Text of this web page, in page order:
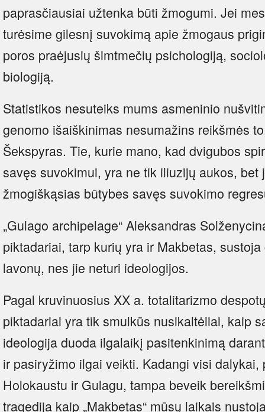
paprasčiausiai užtenka būti žmogumi. Jei
turėsime gilesnį suvokimą apie žmogaus
poros praėjusių šimtmečių psichologiją,
biologiją.
Statistikos nesuteiks mums asmeninio
genomo išaiškinimas nesumažins reikšmės
Šekspyras. Tie, kurie mano, kad dvigubos
savęs suvokimui, yra ne tik iliuzijų aukos,
žmogiškąsias būtybes savęs suvokimo
„Gulago archipelage“ Aleksandras
piktadariai, tarp kurių yra ir Makbetas,
lavonų, nes jie neturi ideologijos.
Pagal kruvinuosius XX a. totalitarizmo
piktadariai yra tik smulkūs nusikaltėliai, kaip
ideologija duoda ilgalaikį pasitenkinimą
ir pasiryžimo ilgai veikti. Kadangi visi dalykai,
Holokaustu ir Gulagu, tampa beveik
tragedija kaip „Makbetas“ mūsų laikais